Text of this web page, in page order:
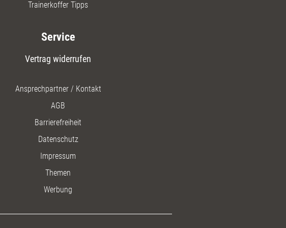
Trainerkoffer Tipps
Service
Vertrag widerrufen
Ansprechpartner / Kontakt
AGB
Barrierefreiheit
Datenschutz
Impressum
Themen
Werbung